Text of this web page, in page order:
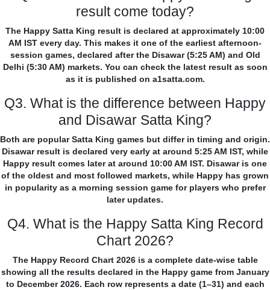
result come today?
The Happy Satta King result is declared at approximately 10:00
AM IST every day. This makes it one of the earliest afternoon-
session games, declared after the Disawar (5:25 AM) and Old
Delhi (5:30 AM) markets. You can check the latest result as soon
as it is published on a1satta.com.
Q3. What is the difference between Happy
and Disawar Satta King?
Both are popular Satta King games but differ in timing and origin.
Disawar result is declared very early at around 5:25 AM IST, while
Happy result comes later at around 10:00 AM IST. Disawar is one
of the oldest and most followed markets, while Happy has grown
in popularity as a morning session game for players who prefer
later updates.
Q4. What is the Happy Satta King Record
Chart 2026?
The Happy Record Chart 2026 is a complete date-wise table
showing all the results declared in the Happy game from January
to December 2026. Each row represents a date (1–31) and each